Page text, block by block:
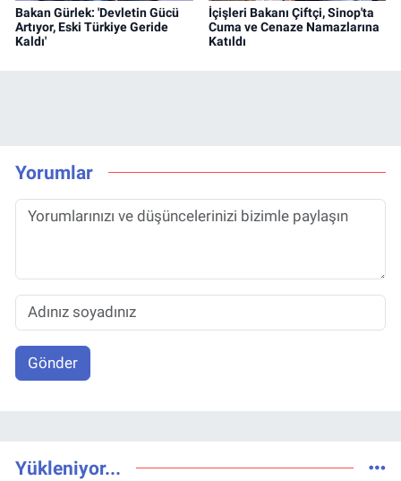
Bakan Gürlek: 'Devletin Gücü
Artıyor, Eski Türkiye Geride
Kaldı'
İçişleri Bakanı Çiftçi, Sinop'ta
Cuma ve Cenaze Namazlarına
Katıldı
Yorumlar
Gönder
Yükleniyor...